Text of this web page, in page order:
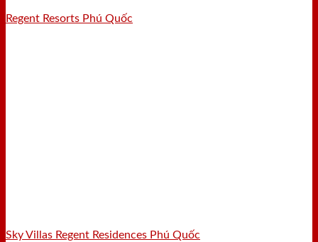
Regent Resorts Phú Quốc
Sky Villas Regent Residences Phú Quốc